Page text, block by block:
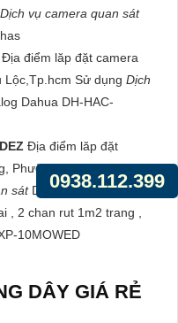
Dịch vụ camera quan sát
Địa điểm lăp đặt camera
Lộc,Tp.hcm Sử dụng Dịch
Dahua DH-HAC-
Địa điểm lăp đặt
Phường Phú Thuận, TP
sát DHI-NVR1104HS-
, 2 chan rut 1m2 trang ,
10MOWED
DÂY GIÁ RẺ
0938.112.399